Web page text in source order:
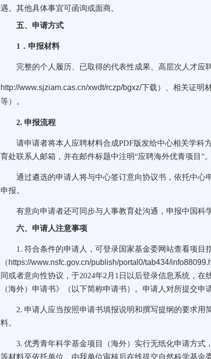
遇。其他具体事宜可函询或面商。
五、申请方式
1 ．申报材料
完整的个人履历、已取得的代表性成果、高层次人才应
http://www.sjziam.cas.cn/xwdt/rczp/bgxz/下载）、相关证明
等）。
2. 申报流程
请申请者将本人应聘材料合成PDF版发给中心相关学科
育处联系人邮箱，并在邮件标题中注明“应聘海外优青项目”。
通过遴选的申请人将与中心签订意向协议书，依托中心
申报。
有意向申请者还可同步与人事教育处沟通，申报中国科
六、申请人注意事项
1.符合条件的申请人，可登录国家基金委网站查看项目
（ https://www.nsfc.gov.cn/publish/portal0/tab434/
同或者意向性协议，于2024年2月1日以后登录信息系统，
（海外）申请书》（以下简称申请书）。申请人对所提交申
2. 申请人应当按照申请书填报说明和撰写提纲的要求
料。
3.优秀青年科学基金项目（海外）实行无纸化申请方
等材料至依托单位，由我单位审核后在线提交自然科学基金委